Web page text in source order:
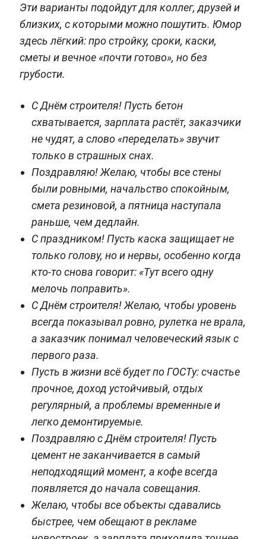
Эти варианты подойдут для коллег, друзей и
близких, с которыми можно пошутить. Юмор
здесь лёгкий: про стройку, сроки, каски,
сметы и вечное «почти готово», но без
грубости.
С Днём строителя! Пусть бетон
схватывается, зарплата растёт, заказчики
не чудят, а слово «переделать» звучит
только в страшных снах.
Поздравляю! Желаю, чтобы все стены
были ровными, начальство спокойным,
смета резиновой, а пятница наступала
раньше, чем дедлайн.
С праздником! Пусть каска защищает не
только голову, но и нервы, особенно когда
кто-то снова говорит: «Тут всего одну
мелочь поправить».
С Днём строителя! Желаю, чтобы уровень
всегда показывал ровно, рулетка не врала,
а заказчик понимал человеческий язык с
первого раза.
Пусть в жизни всё будет по ГОСТу: счастье
прочное, доход устойчивый, отдых
регулярный, а проблемы временные и
легко демонтируемые.
Поздравляю с Днём строителя! Пусть
цемент не заканчивается в самый
неподходящий момент, а кофе всегда
появляется до начала совещания.
Желаю, чтобы все объекты сдавались
быстрее, чем обещают в рекламе